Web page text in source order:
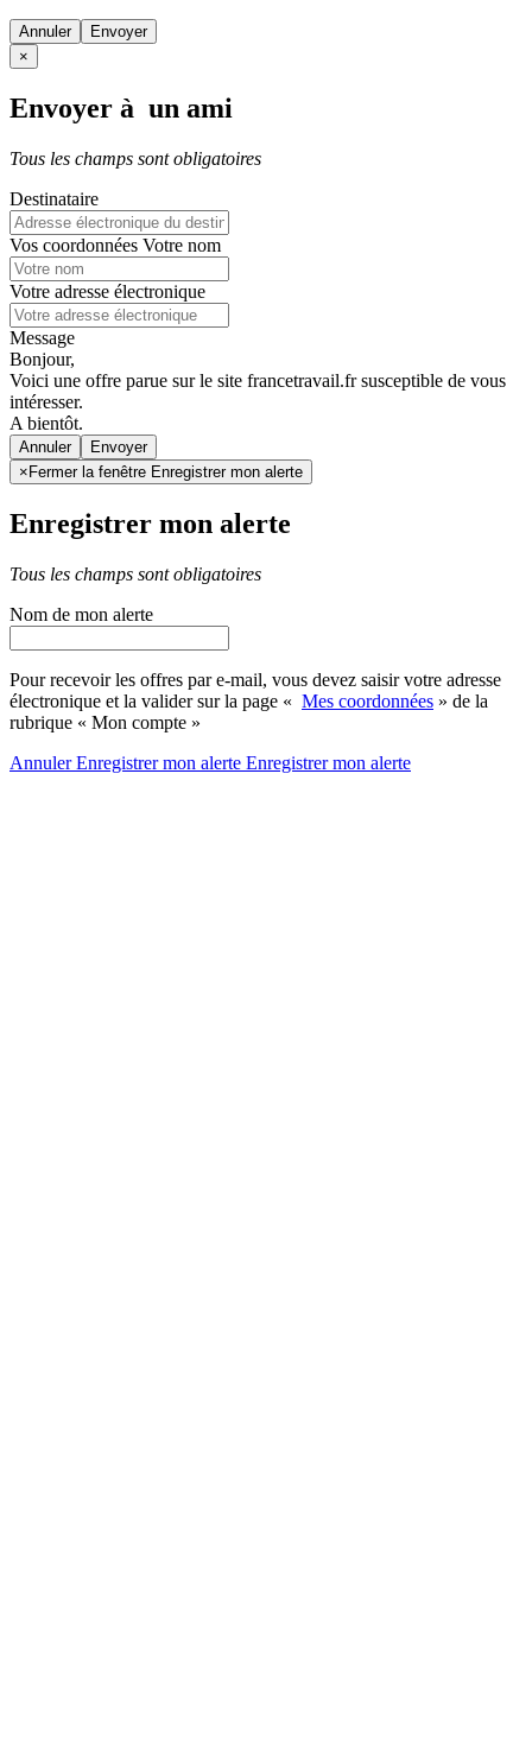
Annuler
×
Envoyer à un ami
Tous les champs sont obligatoires
Destinataire
Vos coordonnées Votre nom
Votre adresse électronique
Message
Bonjour,
Voici une offre parue sur le site francetravail.fr susceptible de vous
intéresser.
A bientôt.
Annuler
× Fermer la fenêtre Enregistrer mon alerte
Enregistrer mon alerte
Tous les champs sont obligatoires
Nom de mon alerte
Pour recevoir les offres par e-mail, vous devez saisir votre adresse
électronique et la valider sur la page « Mes coordonnées » de la
rubrique « Mon compte »
AnnulerEnregistrer mon alerte Enregistrermon alerte